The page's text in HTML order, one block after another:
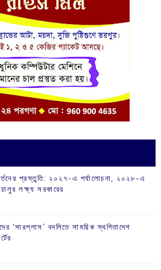
প্রস্তুতি: ২০২৭-এ পর্যালোচনা, ২০২৮-এ
লক্ষ্য সরকারের
‘সারপ্লাস’ বদলিতে সাময়িক স্থগিতাদেশ